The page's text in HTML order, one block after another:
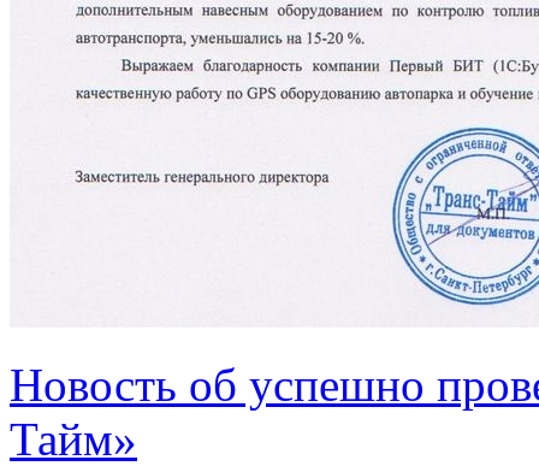
Новость об успешно
Тайм»